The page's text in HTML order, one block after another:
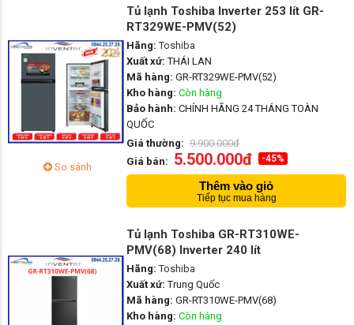
So sánh
Tủ lạnh Toshiba Inverter 253 lít GR-
RT329WE-PMV(52)
Hãng: Toshiba
Xuất xứ: THÁI LAN
Mã hàng: GR-RT329WE-PMV(52)
Kho hàng: Còn hàng
Bảo hành: CHÍNH HÃNG 24 THÁNG TOÀN
QUỐC
Giá thường: 9.900.000đ
Giá bán: 5.500.000đ -45%
Thêm vào giỏ
Tiếp tục mua hàng
Tủ lạnh Toshiba GR-RT310WE-
PMV(68) Inverter 240 lít
Hãng: Toshiba
Xuất xứ: Trung Quốc
Mã hàng: GR-RT310WE-PMV(68)
Kho hàng: Còn hàng